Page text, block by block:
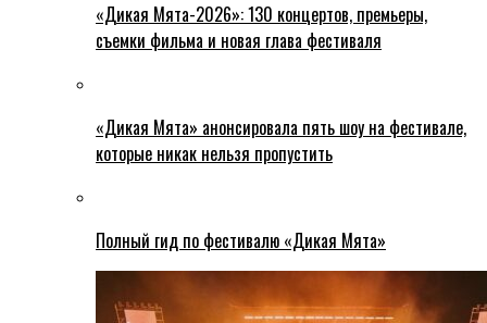
«Дикая Мята-2026»: 130 концертов, премьеры,
съемки фильма и новая глава фестиваля
«Дикая Мята» анонсировала пять шоу на фестивале,
которые никак нельзя пропустить
Полный гид по фестивалю «Дикая Мята»